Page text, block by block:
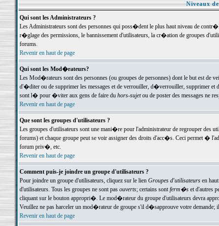
Niveaux
Qui sont les Administrateurs ?
Les Administrateurs sont des personnes qui poss�dent le plus haut niveau de
r�glage des permissions, le bannissement d'utilisateurs, la cr�ation de groupes
forums.
Revenir en haut de page
Qui sont les Mod�rateurs?
Les Mod�rateurs sont des personnes (ou groupes de personnes) dont le but est de
d'�diter ou de supprimer les messages et de verrouiller, d�verrouiller, supprimer
sont l� pour �viter aux gens de faire du hors-sujetou de poster des messages ne
Revenir en haut de page
Que sont les groupes d'utilisateurs ?
Les groupes d'utilisateurs sont une mani�re pour l'administrateur de regrouper des
forums) et chaque groupe peut se voir assigner des droits d'acc�s. Ceci permet
forum priv�, etc.
Revenir en haut de page
Comment puis-je joindre un groupe d'utilisateurs ?
Pour joindre un groupe d'utilisateurs, cliquez sur le lien Groupes d'utilisateursen haut
d'utilisateurs. Tous les groupes ne sont pas ouverts; certains sontferm�set d'autres
cliquant sur le bouton appropri�. Le mod�rateur du groupe d'utilisateurs devra
Veuillez ne pas harceler un mod�rateur de groupe s'il d�sapprouve votre demande;
Revenir en haut de page